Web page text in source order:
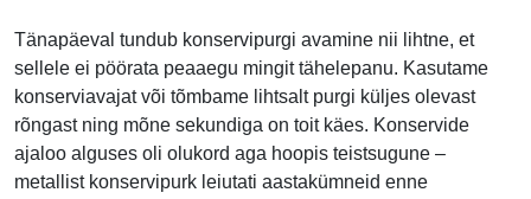
Tänapäeval tundub konservipurgi avamine nii lihtne, et
sellele ei pöörata peaaegu mingit tähelepanu. Kasutame
konserviavajat või tõmbame lihtsalt purgi küljes olevast
rõngast ning mõne sekundiga on toit käes. Konservide
ajaloo alguses oli olukord aga hoopis teistsugune –
metallist konservipurk leiutati aastakümneid enne